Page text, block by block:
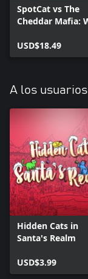
SpotCat vs The
Cheddar Mafia:
USD$18.49
A los
Hidden Cats in
Santa's Realm
USD$3.99